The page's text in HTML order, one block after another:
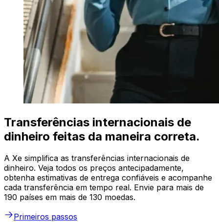
Transferências internacionais de
dinheiro feitas da maneira correta.
A Xe simplifica as transferências internacionais de
dinheiro. Veja todos os preços antecipadamente,
obtenha estimativas de entrega confiáveis e acompanhe
cada transferência em tempo real. Envie para mais de
190 países em mais de 130 moedas.
Primeiros passos